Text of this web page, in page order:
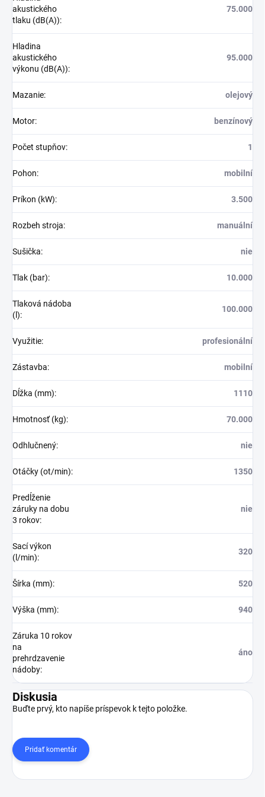
akustického
tlaku (dB(A)):
75.000
Hladina
akustického
výkonu (dB(A)):
95.000
Mazanie: olejový
Motor: benzínový
Počet stupňov: 1
Pohon: mobilní
Príkon (kW): 3.500
Rozbeh stroja: manuální
Sušička: nie
Tlak (bar): 10.000
Tlaková nádoba
(l):
100.000
Využitie: profesionální
Zástavba: mobilní
Dĺžka (mm): 1110
Hmotnosť (kg): 70.000
Odhlučnený: nie
Otáčky (ot/min): 1350
Predĺženie
záruky na dobu
3 rokov:
nie
Sací výkon
(l/min):
320
Šírka (mm): 520
Výška (mm): 940
Záruka 10 rokov
na
prehrdzavenie
nádoby:
áno
Diskusia
Buďte prvý, kto napíše príspevok k tejto položke.
Pridať komentár